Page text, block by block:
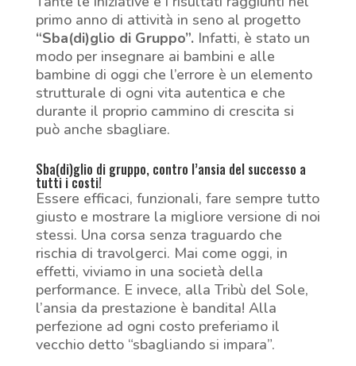
primo anno di attività in seno al progetto
“Sba(di)glio di Gruppo”. Infatti, è stato un
modo per insegnare ai bambini e alle
bambine di oggi che l’errore è un elemento
strutturale di ogni vita autentica e che
durante il proprio cammino di crescita si
può anche sbagliare.
Sba(di)glio di gruppo, contro l’ansia del successo a
tutti i costi!
Essere efficaci, funzionali, fare sempre tutto
giusto e mostrare la migliore versione di noi
stessi. Una corsa senza traguardo che
rischia di travolgerci. Mai come oggi, in
effetti, viviamo in una società della
performance. E invece, alla Tribù del Sole,
l’ansia da prestazione è bandita! Alla
perfezione ad ogni costo preferiamo il
vecchio detto “sbagliando si impara”.